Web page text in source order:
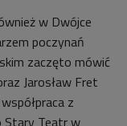
w Dwójce
poczynań
zaczęto mówić
Jarosław Fret
z
Stary Teatr w